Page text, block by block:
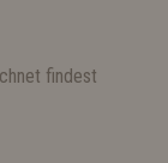
findest